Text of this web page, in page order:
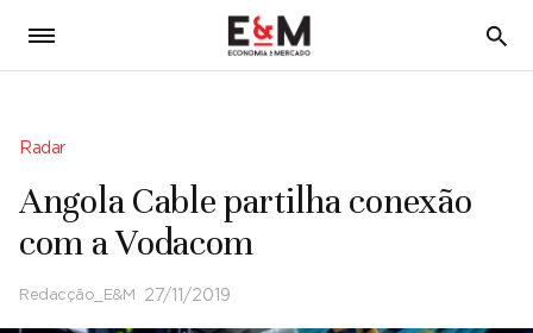
5
Radar
Angola Cable partilha conexão
com a Vodacom
Redacção_E&M 27/11/2019